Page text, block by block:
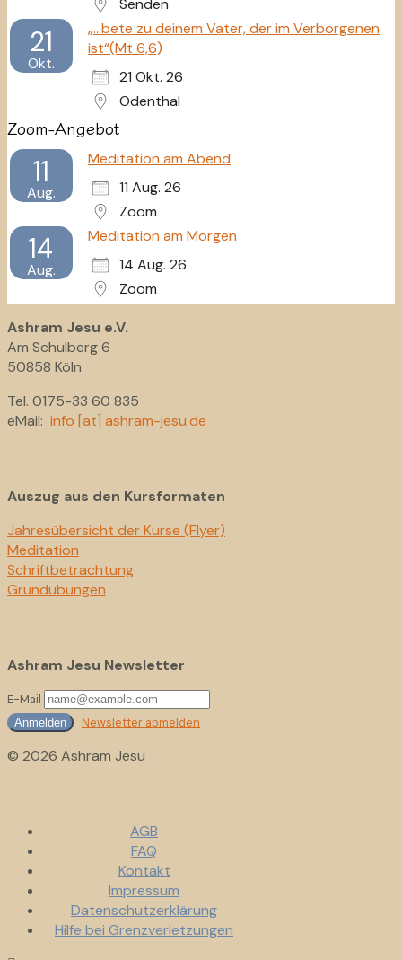
Senden
21
Okt.
„...bete zu deinem Vater, der im Verborgenen
ist“(Mt 6,6)
21 Okt. 26
Odenthal
Zoom-Angebot
11
Aug.
Meditation am Abend
11 Aug. 26
Zoom
14
Aug.
Meditation am Morgen
14 Aug. 26
Zoom
Ashram Jesu e.V.
Am Schulberg 6
50858 Köln
Tel. 0175-33 60 835
eMail: info [at] ashram-jesu.de
Auszug aus den Kursformaten
Jahresübersicht der Kurse (Flyer)
Meditation
Schriftbetrachtung
Grundübungen
Ashram Jesu Newsletter
E-Mail
Anmelden Newsletter abmelden
© 2026 Ashram Jesu
AGB
FAQ
Kontakt
Impressum
Datenschutzerklärung
Hilfe bei Grenzverletzungen